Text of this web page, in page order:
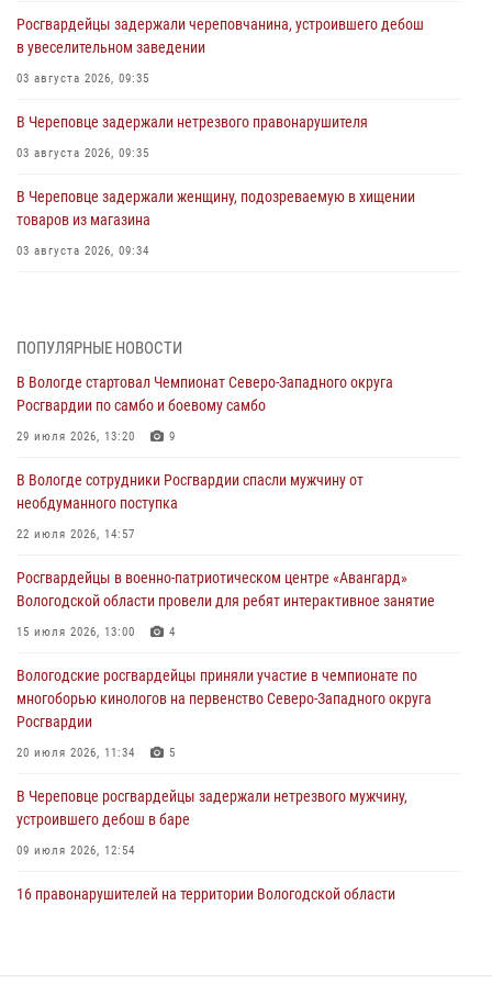
Росгвардейцы задержали череповчанина, устроившего дебош
в увеселительном заведении
03 августа 2026, 09:35
В Череповце задержали нетрезвого правонарушителя
03 августа 2026, 09:35
В Череповце задержали женщину, подозреваемую в хищении
товаров из магазина
03 августа 2026, 09:34
самбо
ЗА МИНУВШУЮ НЕДЕЛЮ СОТРУДНИКАМИ ВНЕВЕДОМСТВЕННОЙ
ОХРАНЫ РОСГВАРДИИ В ВОЛОГОДСКОЙ ОБЛАСТИ ЗАДЕРЖАНО 23
02 августа 2026, 10:37
Росгвардейцы в г. Соколе задержали несовершеннолетнего
31 июля 2026, 06:43
В Вологде стартовал Чемпионат Северо-Западного округа
29 июля 2026, 13:20
ПОПУЛЯРНЫЕ НОВОСТИ
В Вологде стартовал Чемпионат Северо-Западного округа
Росгвардии по самбо и боевому самбо
29 июля 2026, 13:20 9
В Вологде сотрудники Росгвардии спасли мужчину от
необдуманного поступка
22 июля 2026, 14:57
Росгвардейцы в военно-патриотическом центре «Авангард»
Вологодской области провели для ребят интерактивное занятие
15 июля 2026, 13:00 4
Вологодские росгвардейцы приняли участие в чемпионате по
многоборью кинологов на первенство Северо-Западного округа
Росгвардии
20 июля 2026, 11:34 5
В Череповце росгвардейцы задержали нетрезвого мужчину,
устроившего дебош в баре
09 июля 2026, 12:54
16 правонарушителей на территории Вологодской области